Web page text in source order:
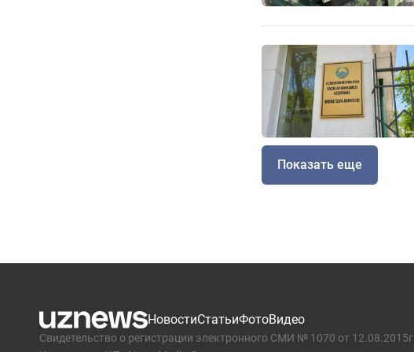
Показать еще
НовостиСтатьиФотоВидео
Свидетельство о регистрации электронного СМИ № 1070 от 12.08.2015г.